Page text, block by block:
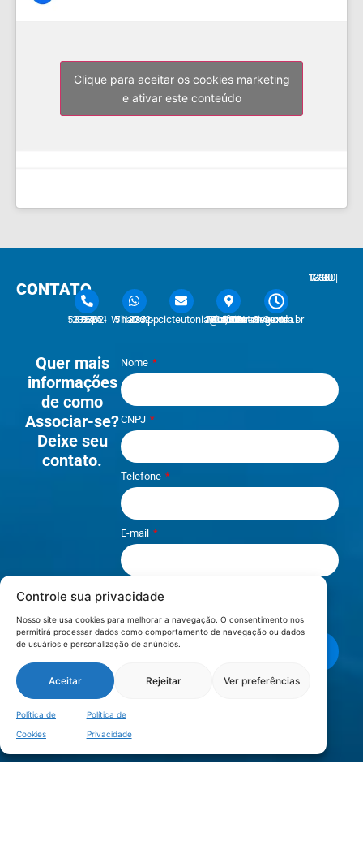
Controle sua privacidade
Nosso site usa cookies para melhorar a navegação. O consentimento nos
permitirá processar dados como comportamento de navegação ou dados
de usuários e personalização de anúncios.
Aceitar Rejeitar Ver preferências
Política de
Cookies
Política de
Privacidade
Clique para aceitar os cookies marketing
e ativar este conteúdo
CONTATO
51 3762-1233 | 51 3762-1030 51 3762-1233 WhatsAppcicteutonia@cicteutonia.com.br
Rua Um Sul, 77 - Centro Administrativo Teutônia - RS Segunda - Sexta
7:30 - 12:00 | 13:30 - 17:30
Quer mais
informações
de como
Associar-se?
Deixe seu
contato.
Nome
CNPJ
Telefone
E-mail
Li e aceito os termos de
Privacidade
LOCALIZAÇÃO